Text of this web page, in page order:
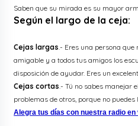
Saben que su mirada es su mayor
Según el largo de la ceja:
Cejas largas .- Eres una persona
amigable y a todos tus amigos los
disposición de ayudar. Eres un
Cejas cortas .- Tú no sabes manejar
problemas de otros, porque no puedes
Alegra tus días con nuestra radio en